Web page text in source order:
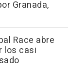
Granada,
Race abre
los casi